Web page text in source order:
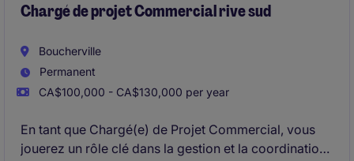
technique et une équipe talentueuse d'environ 100
Chargé de projet Commercial rive sud
Boucherville
Permanent
CA$100,000 - CA$130,000 per year
En tant que Chargé(e) de Projet Commercial, vous
jouerez un rôle clé dans la gestion et la coordination